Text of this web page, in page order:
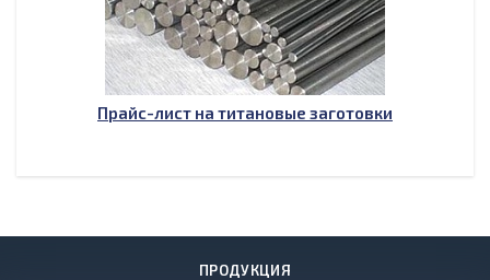
Прайс-лист на титановые заготовки
ПРОДУКЦИЯ